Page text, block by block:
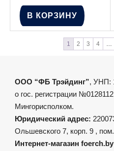
В КОРЗИНУ
1 2 3 4 …
ООО “ФБ Трэйдинг”, УНП:
о гос. регистрации
Мингорисполком.
Юридический адрес:
Ольшевского 7, корп. 9 ,
Интернет-магазин foerch.by